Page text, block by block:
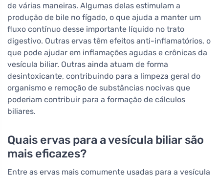
de várias maneiras. Algumas delas estimulam a
produção de bile no fígado, o que ajuda a manter um
fluxo contínuo desse importante líquido no trato
digestivo. Outras ervas têm efeitos anti-inflamatórios, o
que pode ajudar em inflamações agudas e crônicas da
vesícula biliar. Outras ainda atuam de forma
desintoxicante, contribuindo para a limpeza geral do
organismo e remoção de substâncias nocivas que
poderiam contribuir para a formação de cálculos
biliares.
Quais ervas para a vesícula biliar são
mais eficazes?
Entre as ervas mais comumente usadas para a vesícula